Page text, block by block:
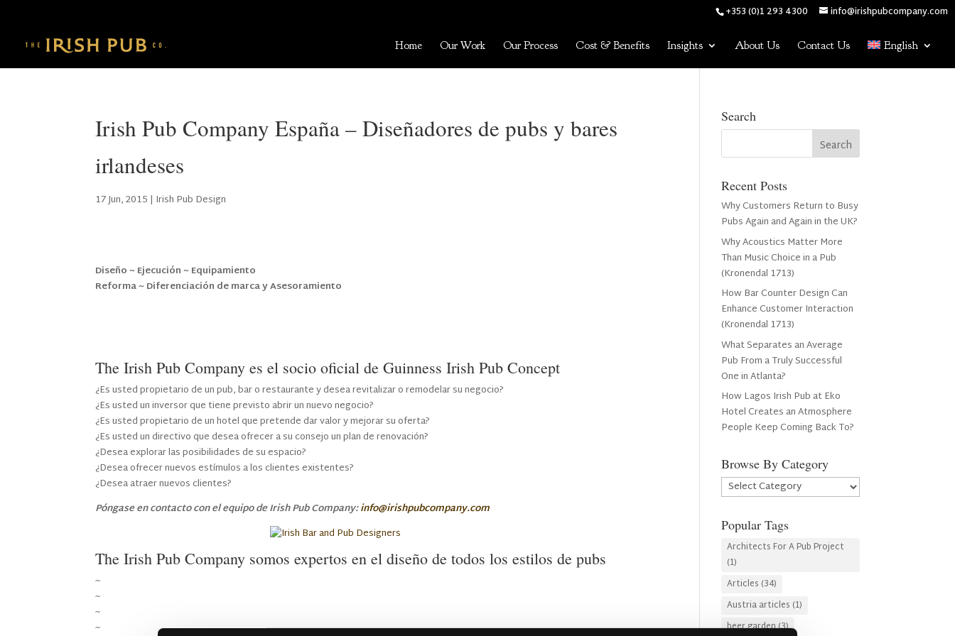
+353 (0)1 293 4300 info@irishpubcompany.com
Home Our Work Our Process Cost & Benefits Insights About Us Contact Us English
Irish Pub Company España – Diseñadores de pubs y bares
irlandeses
17 Jun, 2015 | Irish Pub Design
Diseño ~ Ejecución ~ Equipamiento
Reforma ~ Diferenciación de marca y Asesoramiento
The Irish Pub Company es el socio oficial de Guinness Irish Pub Concept
¿Es usted propietario de un pub, bar o restaurante y desea revitalizar o remodelar su negocio?
¿Es usted un inversor que tiene previsto abrir un nuevo negocio?
¿Es usted propietario de un hotel que pretende dar valor y mejorar su oferta?
¿Es usted un directivo que desea ofrecer a su consejo un plan de renovación?
¿Desea explorar las posibilidades de su espacio?
¿Desea ofrecer nuevos estímulos a los clientes existentes?
¿Desea atraer nuevos clientes?
Póngase en contacto con el equipo de Irish Pub Company:info@irishpubcompany.com
The Irish Pub Company somos expertos en el diseño de todos los estilos de pubs
~
~
~
~
Search
Recent Posts
Why Customers Return to Busy
Pubs Again and Again in the UK?
Why Acoustics Matter More
Than Music Choice in a Pub
(Kronendal 1713)
How Bar Counter Design Can
Enhance Customer Interaction
(Kronendal 1713)
What Separates an Average
Pub From a Truly Successful
One in Atlanta?
How Lagos Irish Pub at Eko
Hotel Creates an Atmosphere
People Keep Coming Back To?
Browse By Category
Browse
By
Popular Tags
Architects For A Pub Project
(1)
Articles (34)
Austria articles (1)
beer garden(3)